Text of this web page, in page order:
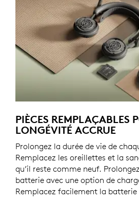
PIÈCES REMPLAÇABLES
LONGÉVITÉ ACCRUE
Prolongez la durée de vie de
Remplacez les oreillettes et la
qu’il reste comme neuf.
batterie avec une option de
Remplacez facilement la batterie